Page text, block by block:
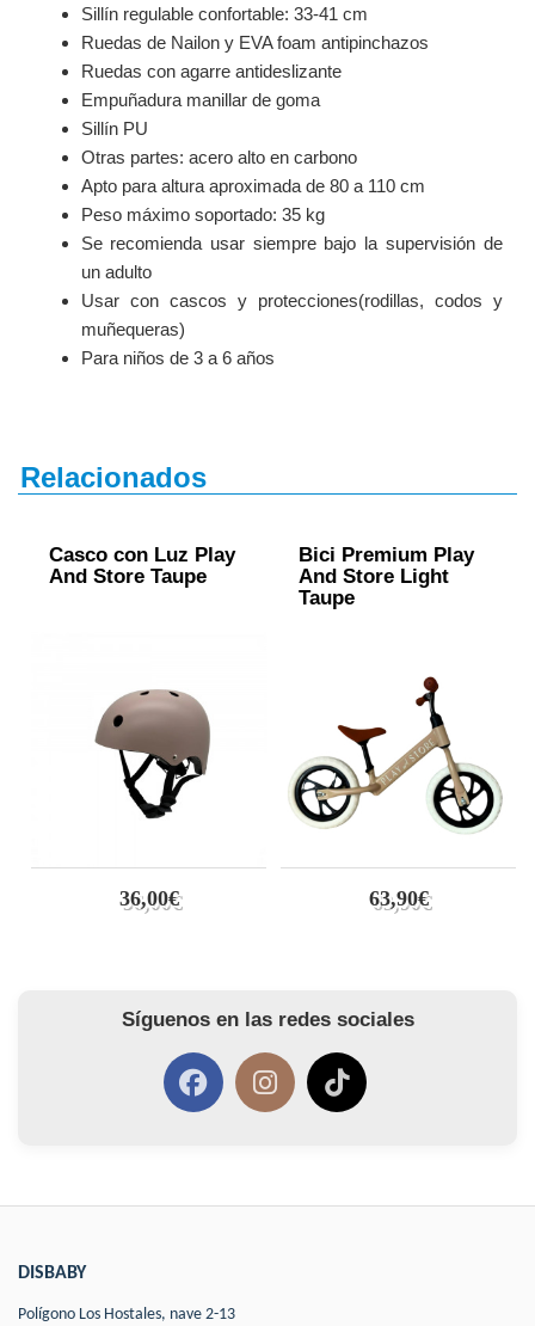
Sillín regulable confortable: 33-41 cm
Ruedas de Nailon y EVA foam antipinchazos
Ruedas con agarre antideslizante
Empuñadura manillar de goma
Sillín PU
Otras partes: acero alto en carbono
Apto para altura aproximada de 80 a 110 cm
Peso máximo soportado: 35 kg
Se recomienda usar siempre bajo la supervisión de
un adulto
Usar con cascos y protecciones(rodillas, codos y
muñequeras)
Para niños de 3 a 6 años
Relacionados
Casco con Luz Play
And Store Taupe
36,00€
Bici Premium Play
And Store Light
Taupe
63,90€
Síguenos en las redes sociales
DISBABY
Polígono Los Hostales, nave 2-13